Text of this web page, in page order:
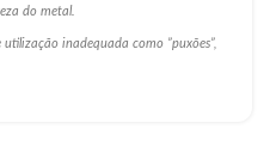
do metal.
inadequada como ”puxões”,